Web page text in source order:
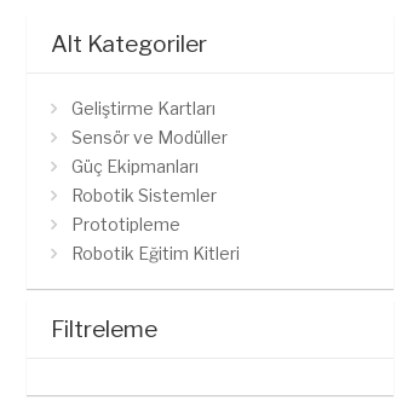
Alt Kategoriler
Geliştirme Kartları
Sensör ve Modüller
Güç Ekipmanları
Robotik Sistemler
Prototipleme
Robotik Eğitim Kitleri
Filtreleme